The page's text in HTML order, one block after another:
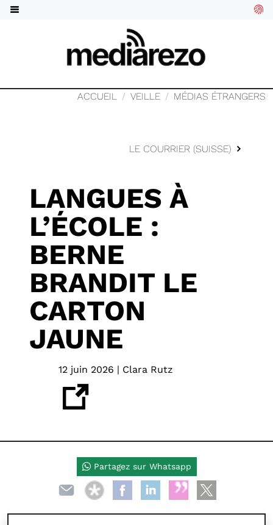
ACCUEIL VEILLE MÉDIAS ÉTRANGERS
LE COURRIER (SUISSE)
LANGUES À
L’ÉCOLE :
BERNE
BRANDIT LE
CARTON
JAUNE
12 juin 2026 | Clara Rutz
Partagez sur Whatsapp